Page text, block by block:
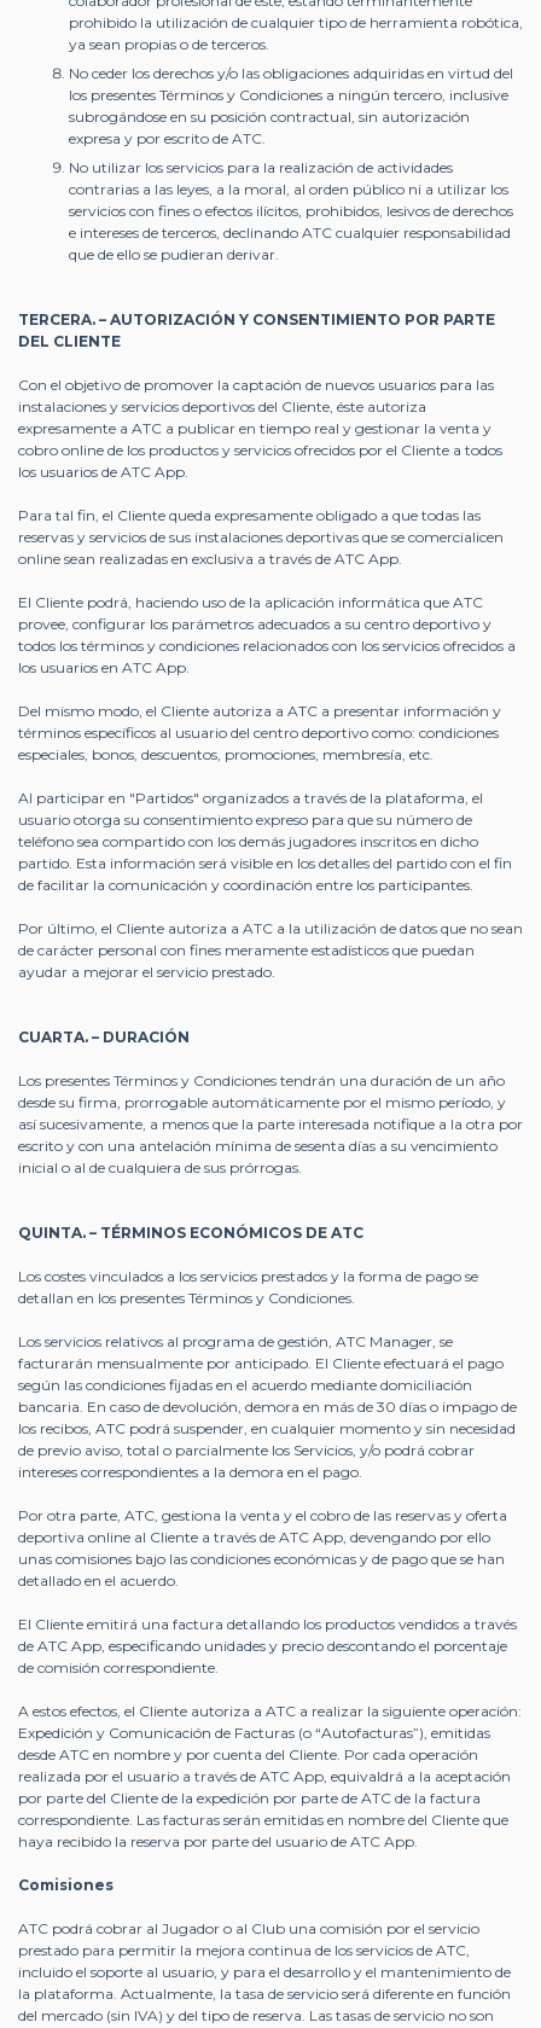
prohibido la utilización de cualquier tipo de herramienta robótica,
ya sean propias o de terceros.
No ceder los derechos y/o las obligaciones adquiridas en virtud del
los presentes Términos y Condiciones a ningún tercero, inclusive
subrogándose en su posición contractual, sin autorización
expresa y por escrito de ATC.
No utilizar los servicios para la realización de actividades
contrarias a las leyes, a la moral, al orden público ni a utilizar los
servicios con fines o efectos ilícitos, prohibidos, lesivos de derechos
e intereses de terceros, declinando ATC cualquier responsabilidad
que de ello se pudieran derivar.
TERCERA. – AUTORIZACIÓN Y CONSENTIMIENTO POR PARTE
DEL CLIENTE
Con el objetivo de promover la captación de nuevos usuarios para las
instalaciones y servicios deportivos del Cliente, éste autoriza
expresamente a ATC a publicar en tiempo real y gestionar la venta y
cobro online de los productos y servicios ofrecidos por el Cliente a todos
los usuarios de ATC App.
Para tal fin, el Cliente queda expresamente obligado a que todas las
reservas y servicios de sus instalaciones deportivas que se comercialicen
online sean realizadas en exclusiva a través de ATC App.
El Cliente podrá, haciendo uso de la aplicación informática que ATC
provee, configurar los parámetros adecuados a su centro deportivo y
todos los términos y condiciones relacionados con los servicios ofrecidos a
los usuarios en ATC App.
Del mismo modo, el Cliente autoriza a ATC a presentar información y
términos específicos al usuario del centro deportivo como: condiciones
especiales, bonos, descuentos, promociones, membresía, etc.
Al participar en "Partidos" organizados a través de la plataforma, el
usuario otorga su consentimiento expreso para que su número de
teléfono sea compartido con los demás jugadores inscritos en dicho
partido. Esta información será visible en los detalles del partido con el fin
de facilitar la comunicación y coordinación entre los participantes.
Por último, el Cliente autoriza a ATC a la utilización de datos que no sean
de carácter personal con fines meramente estadísticos que puedan
ayudar a mejorar el servicio prestado.
CUARTA. – DURACIÓN
Los presentes Términos y Condiciones tendrán una duración de un año
desde su firma, prorrogable automáticamente por el mismo período, y
así sucesivamente, a menos que la parte interesada notifique a la otra por
escrito y con una antelación mínima de sesenta días a su vencimiento
inicial o al de cualquiera de sus prórrogas.
QUINTA. – TÉRMINOS ECONÓMICOS DE ATC
Los costes vinculados a los servicios prestados y la forma de pago se
detallan en los presentes Términos y Condiciones.
Los servicios relativos al programa de gestión, ATC Manager, se
facturarán mensualmente por anticipado. El Cliente efectuará el pago
según las condiciones fijadas en el acuerdo mediante domiciliación
bancaria. En caso de devolución, demora en más de 30 días o impago de
los recibos, ATC podrá suspender, en cualquier momento y sin necesidad
de previo aviso, total o parcialmente los Servicios, y/o podrá cobrar
intereses correspondientes a la demora en el pago.
Por otra parte, ATC, gestiona la venta y el cobro de las reservas y oferta
deportiva online al Cliente a través de ATC App, devengando por ello
unas comisiones bajo las condiciones económicas y de pago que se han
detallado en el acuerdo.
El Cliente emitirá una factura detallando los productos vendidos a través
de ATC App, especificando unidades y precio descontando el porcentaje
de comisión correspondiente.
A estos efectos, el Cliente autoriza a ATC a realizar la siguiente operación:
Expedición y Comunicación de Facturas (o “Autofacturas”), emitidas
desde ATC en nombre y por cuenta del Cliente. Por cada operación
realizada por el usuario a través de ATC App, equivaldrá a la aceptación
por parte del Cliente de la expedición por parte de ATC de la factura
correspondiente. Las facturas serán emitidas en nombre del Cliente que
haya recibido la reserva por parte del usuario de ATC App.
Comisiones
ATC podrá cobrar al Jugador o al Club una comisión por el servicio
prestado para permitir la mejora continua de los servicios de ATC,
incluido el soporte al usuario, y para el desarrollo y el mantenimiento de
la plataforma. Actualmente, la tasa de servicio será diferente en función
del mercado (sin IVA) y del tipo de reserva. Las tasas de servicio no son